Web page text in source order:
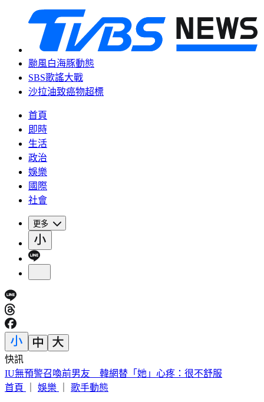
颱風白海豚動態
SBS歌謠大戰
沙拉油致癌物超標
首頁
即時
生活
政治
娛樂
國際
社會
更多
快訊
快訊／財神爺不在家 威力彩頭獎、二獎雙槓龜
首頁
娛樂 歌手動態